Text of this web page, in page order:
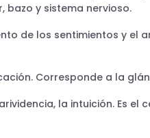
bazo y sistema nervioso.
de los sentimientos y el
Corresponde a la
la intuición. Es